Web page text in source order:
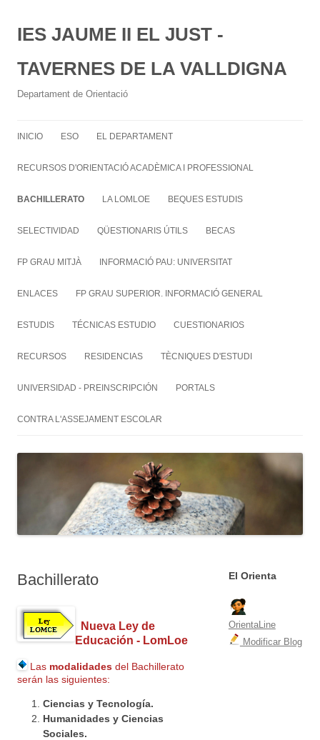
IES JAUME II EL JUST -
TAVERNES DE LA VALLDIGNA
Departament de Orientació
INICIO ESO EL DEPARTAMENT
RECURSOS D'ORIENTACIÓ ACADÈMICA I PROFESSIONAL
BACHILLERATO LA LOMLOE BEQUES ESTUDIS
SELECTIVIDAD QÜESTIONARIS ÚTILS BECAS
FP GRAU MITJÀ INFORMACIÓ PAU: UNIVERSITAT
ENLACES FP GRAU SUPERIOR. INFORMACIÓ GENERAL
ESTUDIS TÉCNICAS ESTUDIO CUESTIONARIOS
RECURSOS RESIDENCIAS TÈCNIQUES D'ESTUDI
UNIVERSIDAD - PREINSCRIPCIÓN PORTALS
CONTRA L'ASSEJAMENT ESCOLAR
Bachillerato
Nueva Ley de
Educación - LomLoe
Las modalidades del Bachillerato
serán las siguientes:
Ciencias y Tecnología.
Humanidades y Ciencias
Sociales.
El Orienta
OrientaLine
Modificar Blog